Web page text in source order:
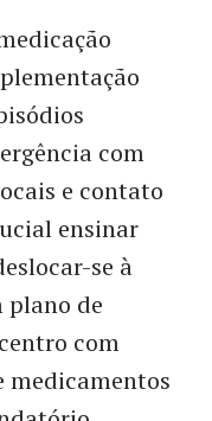
com
e contato
ensinar
se à
plano de
com
medicamentos